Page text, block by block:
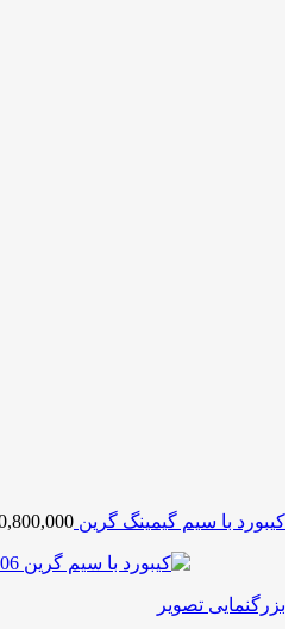
کیبورد با سیم گیمینگ گرین KEYBOARD GREEN GK-803 RGB
بزرگنمایی تصویر